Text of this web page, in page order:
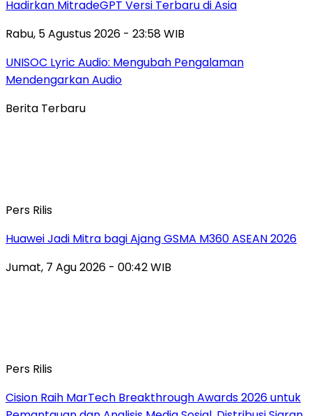
Hadirkan MitradeGPT Versi Terbaru di Asia
Rabu, 5 Agustus 2026 - 23:58 WIB
UNISOC Lyric Audio: Mengubah Pengalaman
Mendengarkan Audio
Berita Terbaru
Pers Rilis
Huawei Jadi Mitra bagi Ajang GSMA M360 ASEAN 2026
Jumat, 7 Agu 2026 - 00:42 WIB
Pers Rilis
Cision Raih MarTech Breakthrough Awards 2026 untuk